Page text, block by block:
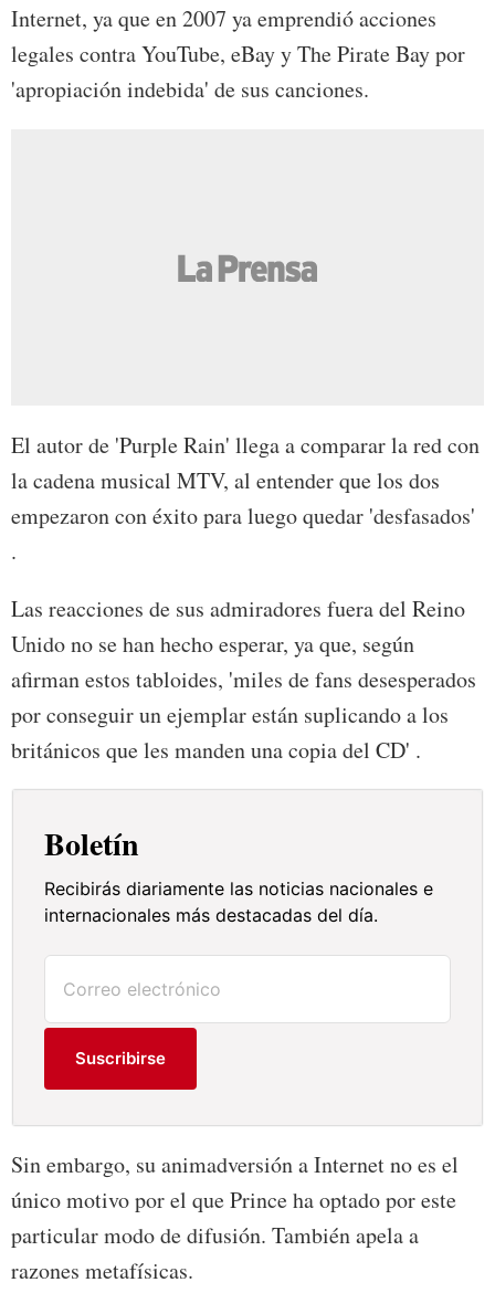
Internet, ya que en 2007 ya emprendió acciones
legales contra YouTube, eBay y The Pirate Bay por
'apropiación indebida' de sus canciones.
El autor de 'Purple Rain' llega a comparar la red con
la cadena musical MTV, al entender que los dos
empezaron con éxito para luego quedar 'desfasados'
.
Las reacciones de sus admiradores fuera del Reino
Unido no se han hecho esperar, ya que, según
afirman estos tabloides, 'miles de fans desesperados
por conseguir un ejemplar están suplicando a los
británicos que les manden una copia del CD' .
Boletín
Recibirás diariamente las noticias nacionales e
internacionales más destacadas del día.
Suscribirse
Sin embargo, su animadversión a Internet no es el
único motivo por el que Prince ha optado por este
particular modo de difusión. También apela a
razones metafísicas.